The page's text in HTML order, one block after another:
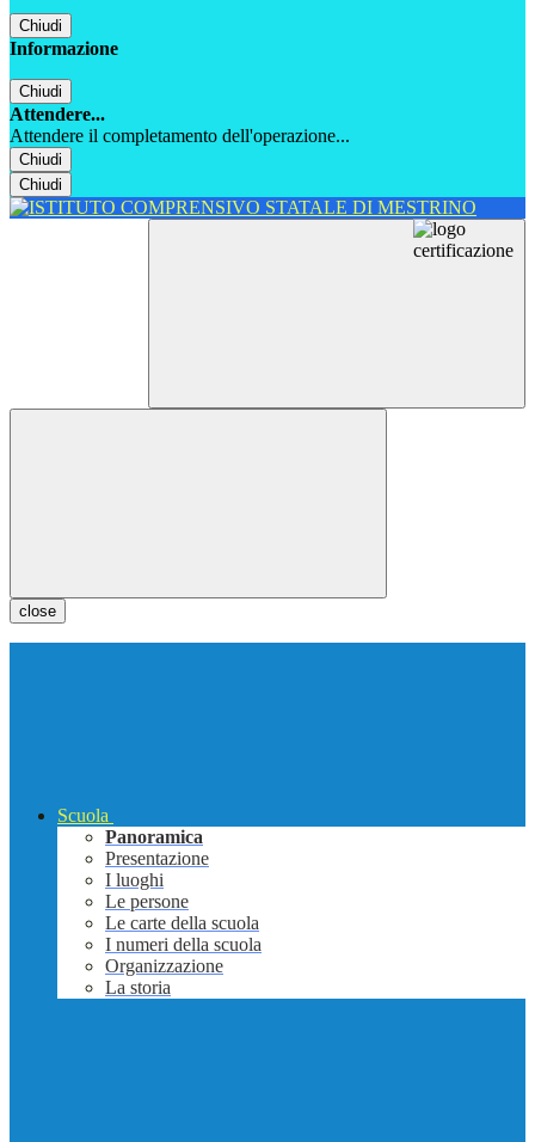
Chiudi
Informazione
Chiudi
Attendere...
Attendere il completamento dell'operazione...
Chiudi
Chiudi
close
Scuola
Panoramica
Presentazione
I luoghi
Le persone
Le carte della scuola
I numeri della scuola
Organizzazione
La storia